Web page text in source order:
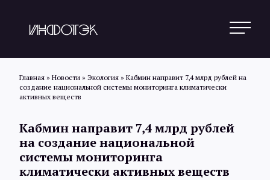
Новости
Главная » Новости » Экология » Кабмин направит 7,4 млрд рублей на
создание национальной системы мониторинга климатически
активных веществ
Кабмин направит 7,4 млрд рублей
на создание национальной
системы мониторинга
климатически активных веществ